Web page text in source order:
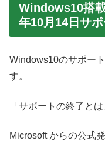
Windows10搭
年10月14日サポ
Windows10のサポー
す。
「サポートの終了とは
Microsoft からの公式発